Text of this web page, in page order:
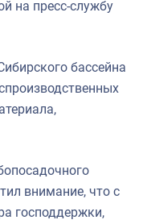
ценностей
на пресс-службу
бассейна
внимание, что с
господдержки,